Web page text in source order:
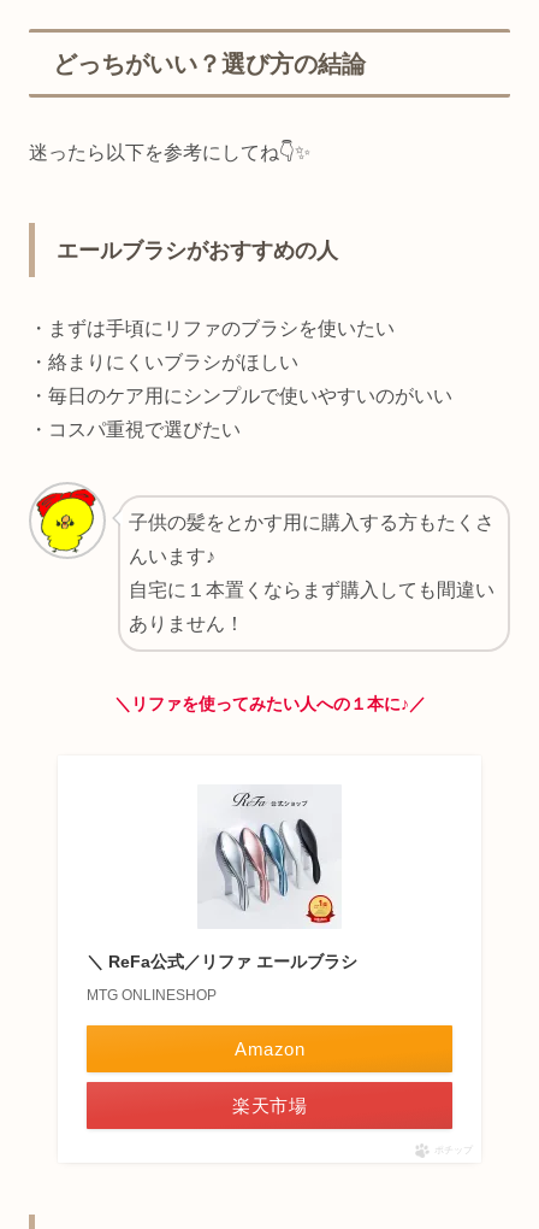
どっちがいい？選び方の結論
迷ったら以下を参考にしてね👇✨
エールブラシがおすすめの人
・まずは手頃にリファのブラシを使いたい
・絡まりにくいブラシがほしい
・毎日のケア用にシンプルで使いやすいのがいい
・コスパ重視で選びたい
子供の髪をとかす用に購入する方もたくさ
んいます♪
自宅に１本置くならまず購入しても間違い
ありません！
＼リファを使ってみたい人への１本に♪／
＼ ReFa公式／リファ エールブラシ
MTG ONLINESHOP
Amazon
楽天市場
ポチップ